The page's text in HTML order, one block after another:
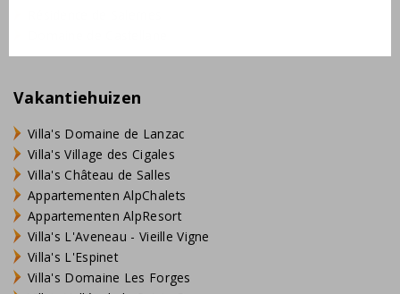
Vakantiehuizen
Villa's Domaine de Lanzac
Villa's Village des Cigales
Villa's Château de Salles
Appartementen AlpChalets
Appartementen AlpResort
Villa's L'Aveneau - Vieille Vigne
Villa's L'Espinet
Villa's Domaine Les Forges